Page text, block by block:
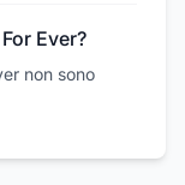
Ever?
non sono